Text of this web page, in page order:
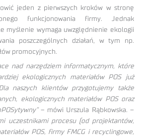
jeden z pierwszych kroków w stronę
funkcjonowania firmy. Jednak
myślenie wymaga uwzględnienie ekologii
poszczególnych działań, w tym np.
promocyjnych.
nad narzędziem informatycznym, które
ekologicznych materiałów POS już
naszych klientów przygotujemy także
ekologicznych materiałów POS oraz
– mówi Urszula Rąbkowska. –
uczestnikami procesu (od projektantów,
POS, firmy FMCG i recyclingowe,